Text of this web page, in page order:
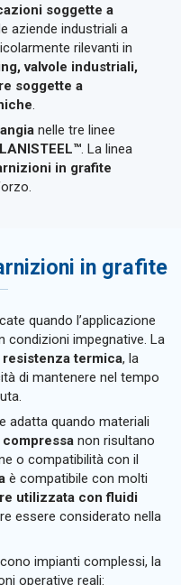
soggette a
le aziende industriali a
rilevanti in
valvole industriali,
soggette a
nelle tre linee
. La linea
in grafite
in grafite
quando l’applicazione
condizioni impegnative. La
resistenza termica, la
di mantenere nel tempo
adatta quando materiali
non risultano
o compatibilità con il
è compatibile con molti
utilizzata con fluidi
essere considerato nella
impianti complessi, la
operative reali: